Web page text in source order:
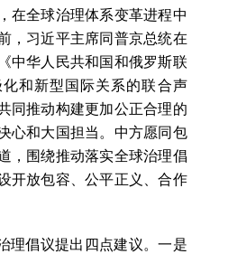
在全球治理体系变革进程中
，习近平主席同普京总统在
中华人民共和国和俄罗斯联
和新型国际关系的联合声
同推动构建更加公正合理的
心和大国担当。中方愿同包
，围绕推动落实全球治理倡
开放包容、公平正义、合作
理倡议提出四点建议。一是